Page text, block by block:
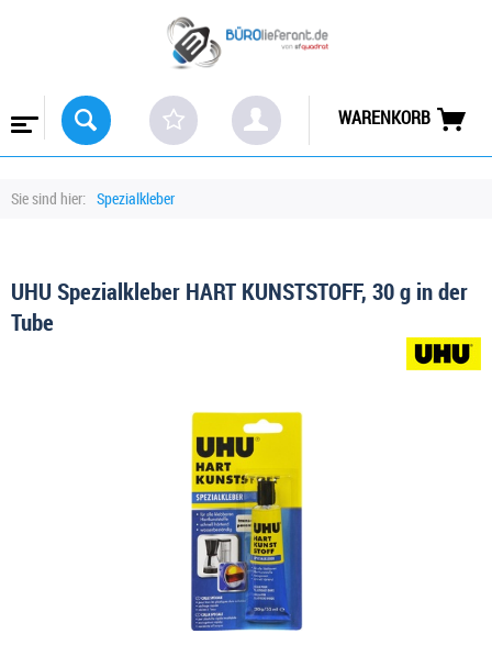
WARENKORB
Sie sind hier: Spezialkleber
UHU Spezialkleber HART KUNSTSTOFF, 30 g in der
Tube